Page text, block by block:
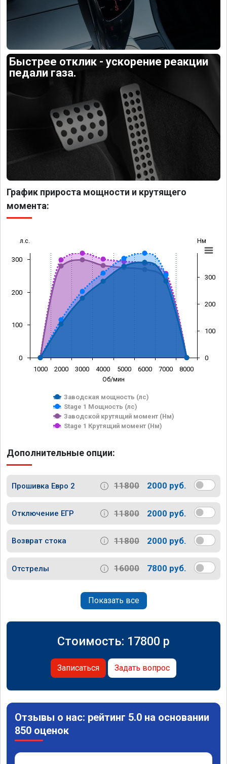
Быстрее отклик - ускорение реакции
педали газа.
График прироста мощности и крутящего
момента:
Об/мин
л.с. Нм
Заводская мощность (лс)
Stage 1 Мощность (лс)
Заводской крутящий момент (Нм)
Stage 1 Крутящий момент (Нм)
1000 2000 3000 4000 5000 6000 7000 8000
0
100
200
300
0
100
200
300
Дополнительные опции:
Прошивка Евро 2 11800 2000 руб.
Отключение ЕГР 11800 2000 руб.
Возврат стока 11800 2000 руб.
Отстрелы 16000 7800 руб.
Показать все
Стоимость: 17800 p
Записаться Задать вопрос
Отзывы о нас: рейтинг 5.0 на основании
850 оценок